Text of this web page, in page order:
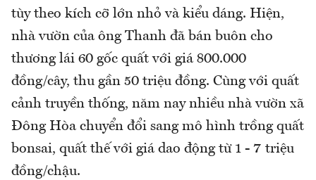
tùy theo kích cỡ lớn nhỏ và kiểu dáng. Hiện,
nhà vườn của ông Thanh đã bán buôn cho
thương lái 60 gốc quất với giá 800.000
đồng/cây, thu gần 50 triệu đồng. Cùng với quất
cảnh truyền thống, năm nay nhiều nhà vườn xã
Đông Hòa chuyển đổi sang mô hình trồng quất
bonsai, quất thế với giá dao động từ 1 - 7 triệu
đồng/chậu.